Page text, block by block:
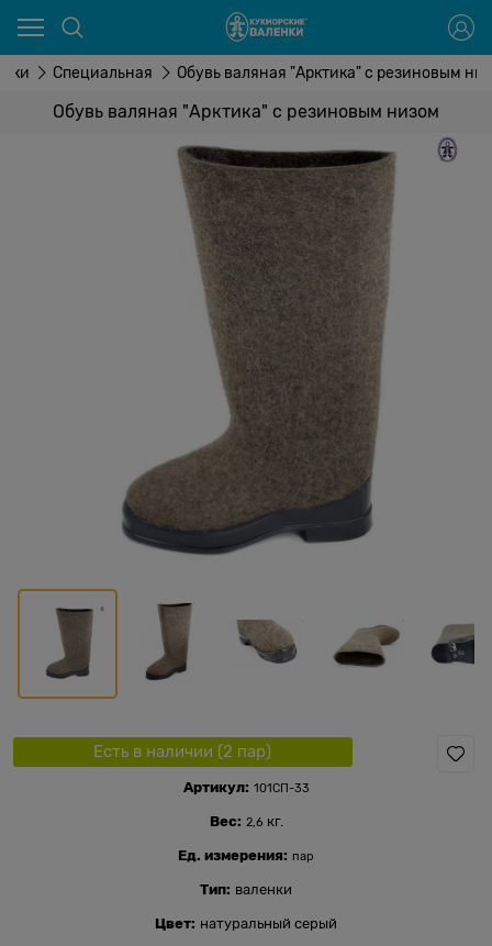
Специальная Обувь валяная "Арктика" с резиновым
Обувь валяная "Арктика" с резиновым низом
Есть в наличии (2 пар)
Артикул: 101СП-33
Вес: 2,6 кг.
Ед. измерения: пар
Тип: валенки
Цвет: натуральный серый